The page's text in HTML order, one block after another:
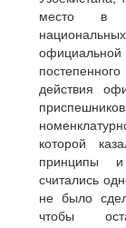
место в
действия
которой
принципы
считались
не было
чтобы